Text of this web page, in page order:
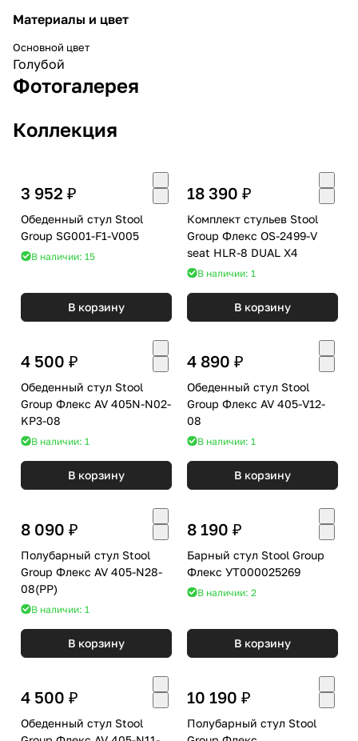
Материалы и цвет
Основной цвет
Голубой
Фотогалерея
Коллекция
3 952 ₽
Обеденный стул Stool
Group SG001-F1-V005
В наличии: 15
В корзину
18 390 ₽
Комплект стульев Stool
Group Флекс OS-2499-V
seat HLR-8 DUAL X4
В наличии: 1
В корзину
4 500 ₽
Обеденный стул Stool
Group Флекс AV 405N-N02-
KP3-08
В наличии: 1
В корзину
4 890 ₽
Обеденный стул Stool
Group Флекс AV 405-V12-
08
В наличии: 1
В корзину
8 090 ₽
Полубарный стул Stool
Group Флекс AV 405-N28-
08(PP)
В наличии: 1
В корзину
8 190 ₽
Барный стул Stool Group
Флекс УТ000025269
В наличии: 2
В корзину
4 500 ₽
Обеденный стул Stool
10 190 ₽
Полубарный стул Stool